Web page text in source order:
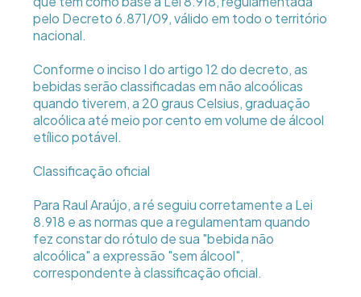
pelo Decreto 6.871/09, válido em todo o território
nacional.
Conforme o inciso I do artigo 12 do decreto, as
bebidas serão classificadas em não alcoólicas
quando tiverem, a 20 graus Celsius, graduação
alcoólica até meio por cento em volume de álcool
etílico potável.
Classificação oficial
Para Raul Araújo, a ré seguiu corretamente a Lei
8.918 e as normas que a regulamentam quando
fez constar do rótulo de sua "bebida não
alcoólica" a expressão "sem álcool",
correspondente à classificação oficial.